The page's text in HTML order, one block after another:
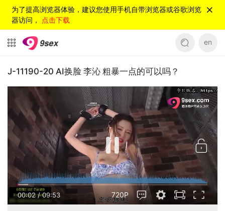
为了提高浏览器体验，建议您使用手机自带浏览器或谷歌浏览
器访问， 点击下载
en
J-11190-20 AI换脸 李沁 粗暴一点的可以吗？
00:02/09:53 720P